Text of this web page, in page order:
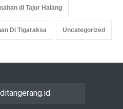
di Tajur Halang
Di Tigaraksa Uncategorized